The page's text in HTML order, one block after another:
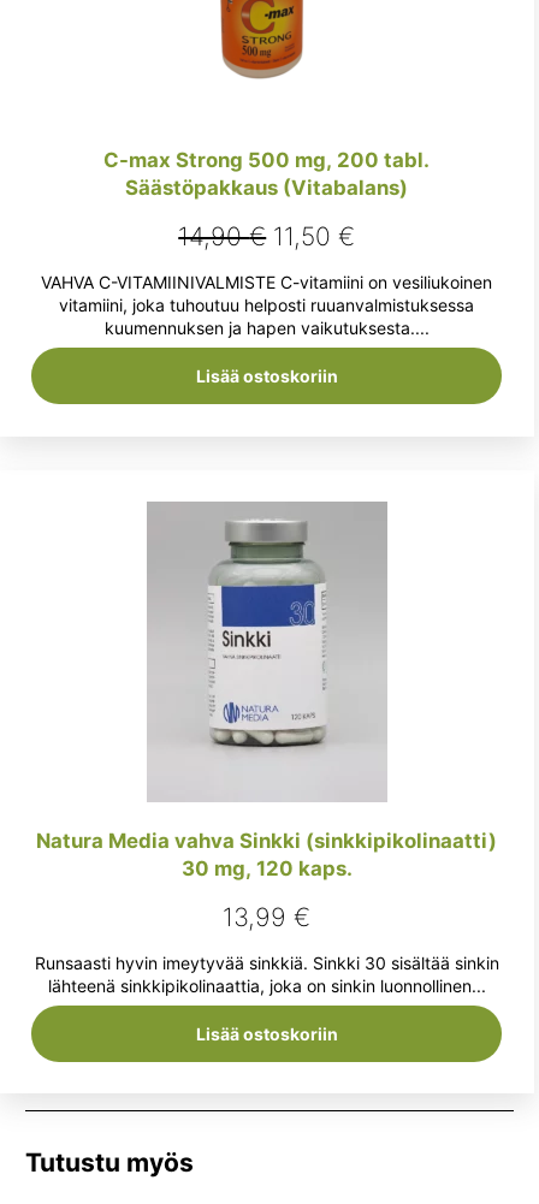
C-max Strong 500 mg, 200 tabl.
Säästöpakkaus (Vitabalans)
14,90€ Alkuperäinen
hinta
oli:
14,90 €.
11,50€
hinta
on:
11,50 €.
VAHVA C-VITAMIINIVALMISTE C-vitamiini on vesiliukoinen
vitamiini, joka tuhoutuu helposti ruuanvalmistuksessa
kuumennuksen ja hapen vaikutuksesta....
Lisää ostoskoriin
Natura Media vahva Sinkki (sinkkipikolinaatti)
30 mg, 120 kaps.
13,99€
Runsaasti hyvin imeytyvää sinkkiä. Sinkki 30 sisältää sinkin
lähteenä sinkkipikolinaattia, joka on sinkin luonnollinen...
Lisää ostoskoriin
Tutustu myös